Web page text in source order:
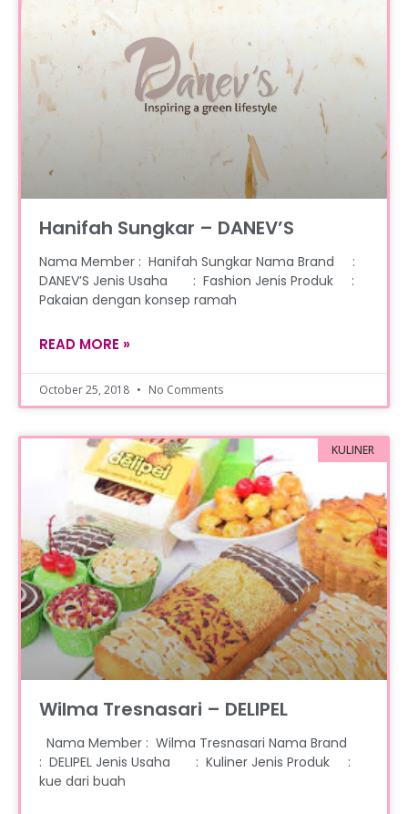
Hanifah Sungkar – DANEV’S
Nama Member : Hanifah Sungkar Nama Brand :
DANEV’S Jenis Usaha : Fashion Jenis Produk :
Pakaian dengan konsep ramah
READ MORE »
October 25, 2018 No Comments
KULINER
Wilma Tresnasari – DELIPEL
Nama Member : Wilma Tresnasari Nama Brand
: DELIPEL Jenis Usaha : Kuliner Jenis Produk :
kue dari buah